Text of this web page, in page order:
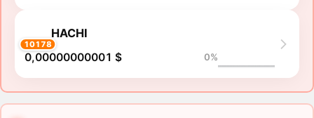
10178
HACHI
0,00000000001 $ 0%